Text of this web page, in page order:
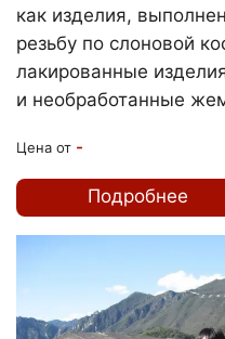
как изделия,
резьбу по слоновой
лакированные
и необработанные
Цена от -
Подробнее